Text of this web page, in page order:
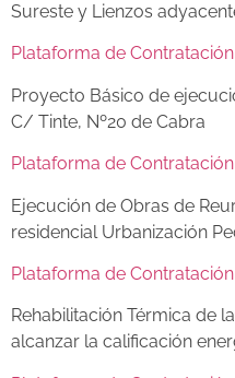
Sureste y Lienzos
Plataforma de
Proyecto Básico de
C/ Tinte, Nº20 de Cabra
Plataforma de
Ejecución de Obras de
residencial Urbanización
Plataforma de
Rehabilitación Térmica de
alcanzar la calificación